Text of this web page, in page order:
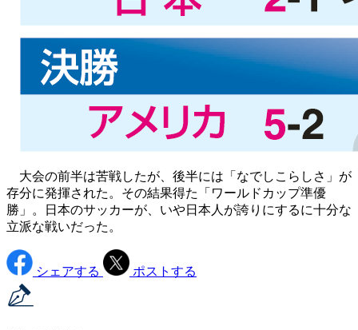
大会の前半は苦戦したが、後半には「なでしこらしさ」が
存分に発揮された。その結果得た「ワールドカップ準優
勝」。日本のサッカーが、いや日本人が誇りにするに十分な
立派な戦いだった。
シェアする ポストする